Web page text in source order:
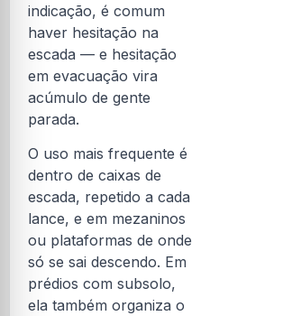
indicação, é comum
haver hesitação na
escada — e hesitação
em evacuação vira
acúmulo de gente
parada.
O uso mais frequente é
dentro de caixas de
escada, repetido a cada
lance, e em mezaninos
ou plataformas de onde
só se sai descendo. Em
prédios com subsolo,
ela também organiza o